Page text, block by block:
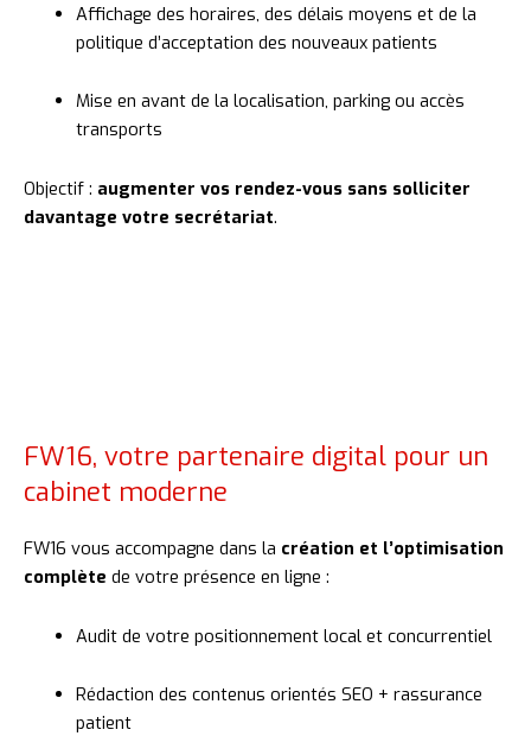
Affichage des horaires, des délais moyens et de la
politique d’acceptation des nouveaux patients
Mise en avant de la localisation, parking ou accès
transports
Objectif : augmenter vos rendez-vous sans solliciter
davantage votre secrétariat.
FW16, votre partenaire digital pour un
cabinet moderne
FW16 vous accompagne dans la création et l’optimisation
complète de votre présence en ligne :
Audit de votre positionnement local et concurrentiel
Rédaction des contenus orientés SEO + rassurance
patient